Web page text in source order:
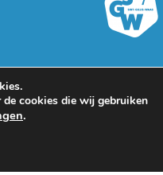
1
cookies die wij gebruiken
.